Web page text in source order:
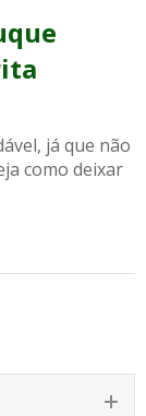
já que não
como deixar